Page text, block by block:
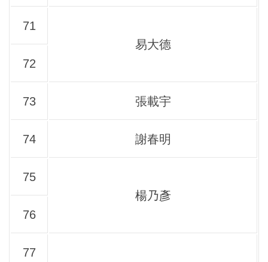
71
易大德
72
73 張載宇
74 謝春明
75
楊乃彥
76
77